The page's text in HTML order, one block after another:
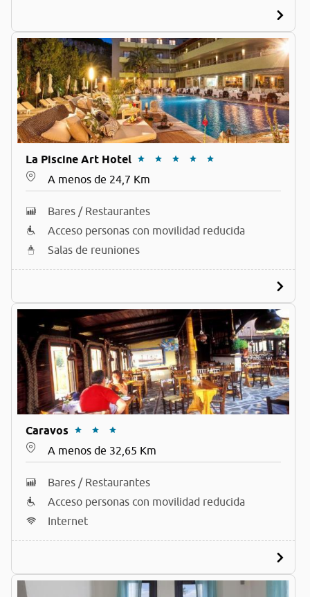
La Piscine Art Hotel
A menos de 24,7 Km
Bares / Restaurantes
Acceso personas con movilidad reducida
Salas de reuniones
Caravos
A menos de 32,65 Km
Bares / Restaurantes
Acceso personas con movilidad reducida
Internet